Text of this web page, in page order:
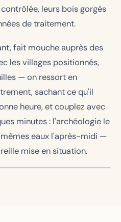
leurs bois gorgés
de traitement.
fait mouche auprès des
les villages positionnés,
— on ressort en
sachant ce qu'il
heure, et couplez avec
minutes : l'archéologie le
eaux l'après-midi —
mise en situation.